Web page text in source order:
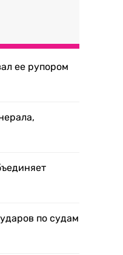
ее рупором
по судам